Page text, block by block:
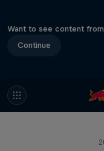
Want to see content
Continue